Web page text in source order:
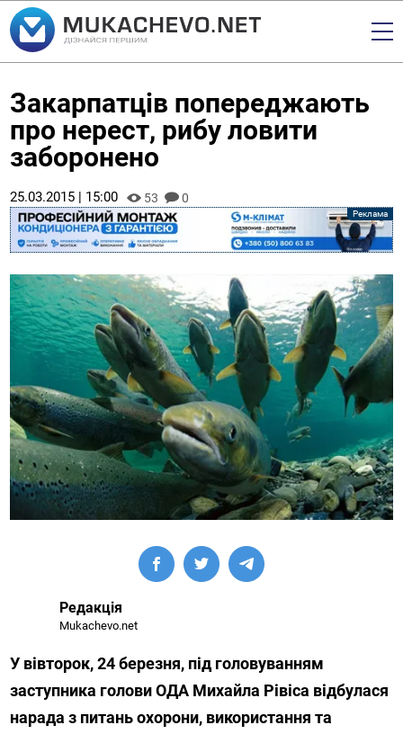
Закарпатців попереджають
про нерест, рибу ловити
заборонено
25.03.2015 | 15:00 53 0
Редакція
Mukachevo.net
У вівторок, 24 березня, під головуванням
заступника голови ОДА Михайла Рівіса відбулася
нарада з питань охорони, використання та